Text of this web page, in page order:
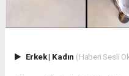
Erkek| Kadın (Haberi Sesli